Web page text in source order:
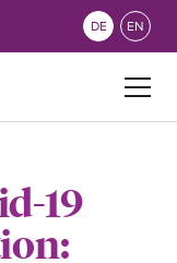
DE EN
19